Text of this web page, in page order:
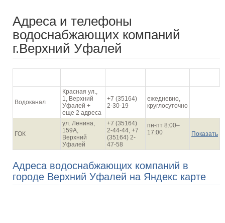
Адреса и телефоны
водоснабжающих компаний
г.Верхний Уфалей
Водоканал
Красная ул.,
1, Верхний
Уфалей +
еще 2 адреса
+7 (35164)
2-30-19
ежедневно,
круглосуточно
ГОК
ул. Ленина,
159А,
Верхний
Уфалей
+7 (35164)
2-44-44, +7
(35164) 2-
47-58
пн-пт 8:00–
17:00
Показать
Адреса водоснабжающих компаний в
городе Верхний Уфалей на Яндекс карте